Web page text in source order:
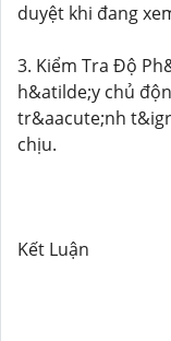
duyệt khi đang
3. Kiểm Tra Độ
h&atilde;y chủ
tr&aacute;nh
chịu.
Kết Luận